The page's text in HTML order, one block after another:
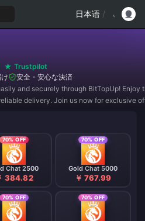
日本语 /
Trustpilot
安全・安心な決済
and securely through BitTopUp! Enjoy
delivery. Join us now for exclusive
70% OFF
Chat 2500
384.82
70% OFF
Gold Chat 5000
￥ 767.99
70% OFF 70% OFF